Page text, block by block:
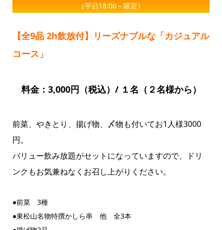
（平日18:00～限定）
【全9品 2h飲放付】リーズナブルな「カジュアル
コース」
料金：3,000円（税込）/ １名（２名様から）
前菜、やきとり、揚げ物、〆物も付いてお1人様3000
円。
バリュー飲み放題がセットになっていますので、ドリ
ンクもお気兼ねなくお召し上がりください。
●前菜 3種
●東松山名物特撰かしら串 他 全3本